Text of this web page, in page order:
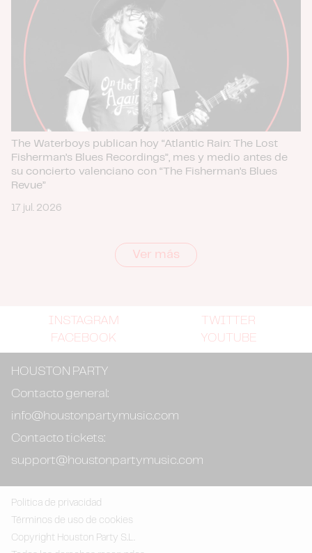
The Waterboys publican hoy “Atlantic Rain: The Lost
Fisherman’s Blues Recordings”, mes y medio antes de
su concierto valenciano con “The Fisherman’s Blues
Revue”
17 jul. 2026
Ver más
INSTAGRAM
TWITTER
FACEBOOK
YOUTUBE
HOUSTON PARTY
Contacto general:
info@houstonpartymusic.com
Contacto tickets:
support@houstonpartymusic.com
Politica de privacidad
Términos de uso de cookies
Copyright Houston Party S.L.